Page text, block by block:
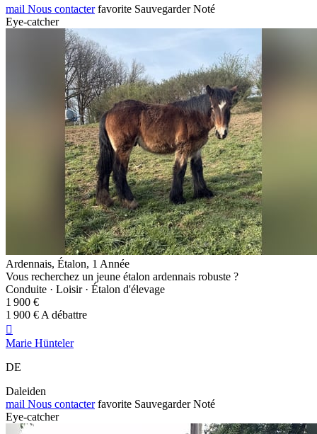
mail Nous contacter favorite Sauvegarder Noté
Eye-catcher
Ardennais, Étalon, 1 Année
Vous recherchez un jeune étalon ardennais robuste ?
Conduite · Loisir · Étalon d'élevage
1 900 €
1 900 € A débattre

Marie Hünteler
DE
Daleiden
mail Nous contacter favorite Sauvegarder Noté
Eye-catcher